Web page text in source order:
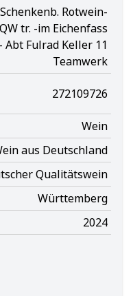
Rotwein-
tr. -im Eichenfass
Abt Fulrad Keller 11
Teamwerk
272109726
Wein
aus Deutschland
Qualitätswein
Württemberg
2024